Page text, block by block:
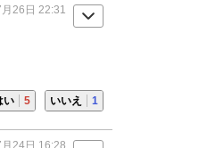
26日 22:31
い 5 いいえ 1
24日 16:28